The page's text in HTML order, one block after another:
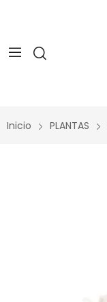
Inicio PLANTAS